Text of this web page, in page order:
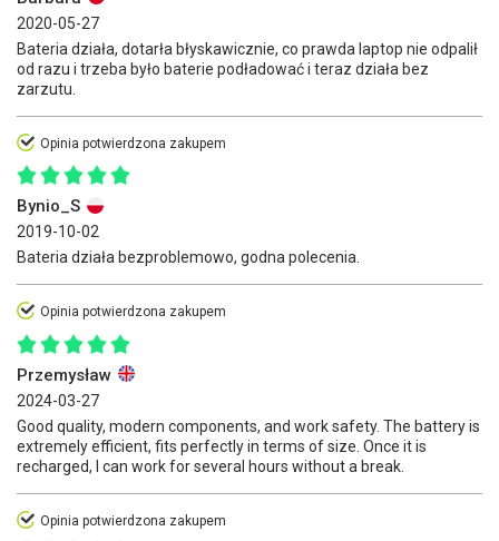
2020-05-27
Bateria działa, dotarła błyskawicznie, co prawda laptop nie odpalił
od razu i trzeba było baterie podładować i teraz działa bez
zarzutu.
Opinia potwierdzona zakupem
Bynio_S
2019-10-02
Bateria działa bezproblemowo, godna polecenia.
Opinia potwierdzona zakupem
Przemysław
2024-03-27
Good quality, modern components, and work safety. The battery is
extremely efficient, fits perfectly in terms of size. Once it is
recharged, I can work for several hours without a break.
Opinia potwierdzona zakupem